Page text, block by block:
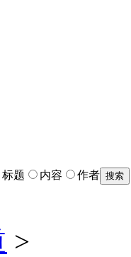
标题 内容 作者
>